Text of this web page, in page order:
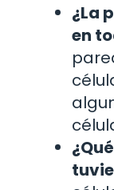
¿La
en